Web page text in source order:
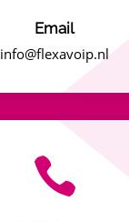
Email
info@flexavoip.nl
